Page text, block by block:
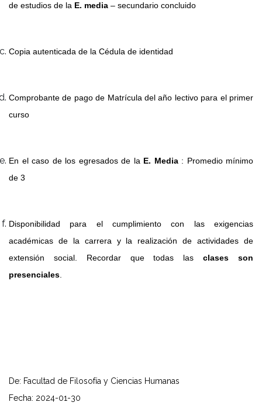
de estudios de la E. media – secundario concluido
Copia autenticada de la Cédula de identidad
Comprobante de pago de Matrícula del año lectivo para el primer
curso
En el caso de los egresados de la E. Media: Promedio mínimo
de 3
Disponibilidad para el cumplimiento con las exigencias
académicas de la carrera y la realización de actividades de
extensión social. Recordar que todas lasclases son
presenciales.
De: Facultad de Filosofía y Ciencias Humanas
Fecha: 2024-01-30